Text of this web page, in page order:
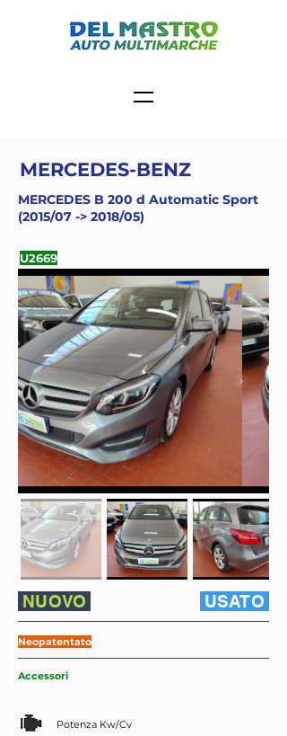
MERCEDES-BENZ
MERCEDES B 200 d Automatic Sport
(2015/07 -> 2018/05)
U2669
NUOVO USATO
Neopatentato
Accessori
Potenza Kw/Cv